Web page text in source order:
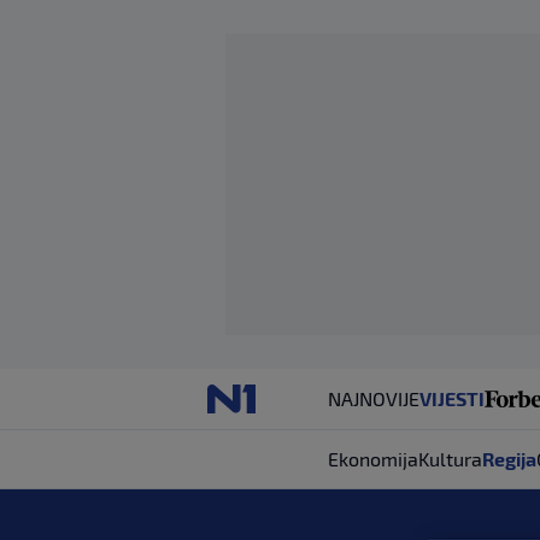
NAJNOVIJEVIJESTI
EkonomijaKulturaRegija